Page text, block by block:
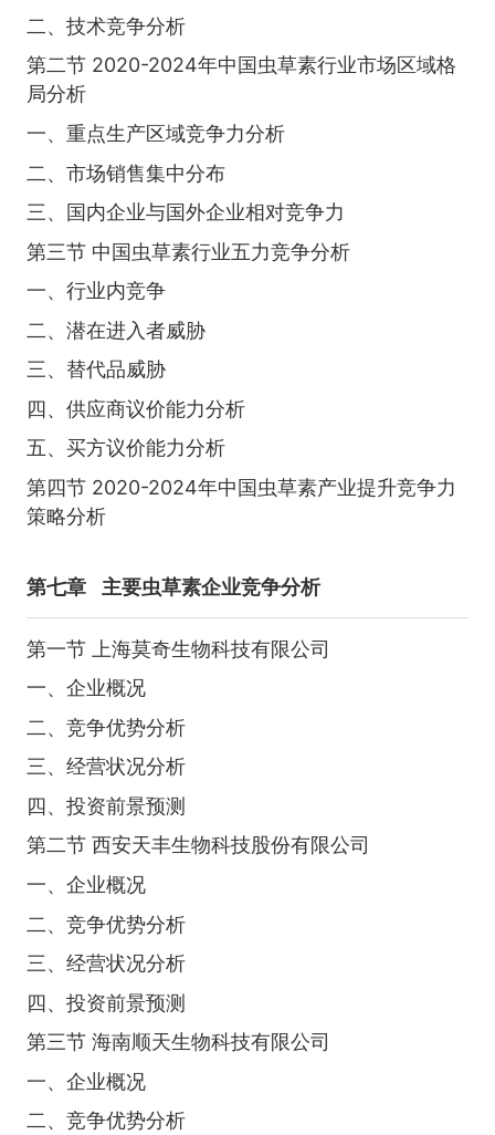
二、技术竞争分析
第二节 2020-2024年中国虫草素行业市场区域格
局分析
一、重点生产区域竞争力分析
二、市场销售集中分布
三、国内企业与国外企业相对竞争力
第三节 中国虫草素行业五力竞争分析
一、行业内竞争
二、潜在进入者威胁
三、替代品威胁
四、供应商议价能力分析
五、买方议价能力分析
第四节 2020-2024年中国虫草素产业提升竞争力
策略分析
第七章 主要虫草素企业竞争分析
第一节 上海莫奇生物科技有限公司
一、企业概况
二、竞争优势分析
三、经营状况分析
四、投资前景预测
第二节 西安天丰生物科技股份有限公司
一、企业概况
二、竞争优势分析
三、经营状况分析
四、投资前景预测
第三节 海南顺天生物科技有限公司
一、企业概况
二、竞争优势分析